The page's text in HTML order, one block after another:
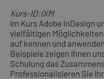
Kurs-ID:IXM
Im Kurs Adobe InDesign
vielfältigen Möglichkeiten
auf kennen und
Beispiele zeigen Ihnen
Schulung das
Professionalisieren Sie